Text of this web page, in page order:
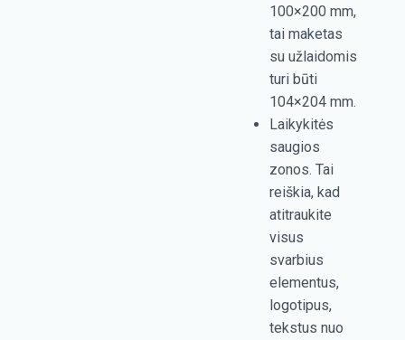
100×200 mm,
tai maketas
su užlaidomis
turi būti
104×204 mm.
Laikykitės
saugios
zonos. Tai
reiškia, kad
atitraukite
visus
svarbius
elementus,
logotipus,
tekstus nuo